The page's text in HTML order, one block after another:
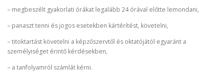
– megbeszélt gyakorlati órákat legalább 24 órával előtte lemondani,
– panaszt tenni és jogos esetekben kártérítést, követelni,
– titoktartást követelni a képzőszervtől és oktatójától egyaránt a
személyiséget érintő kérdésekben,
– a tanfolyamról számlát kérni.